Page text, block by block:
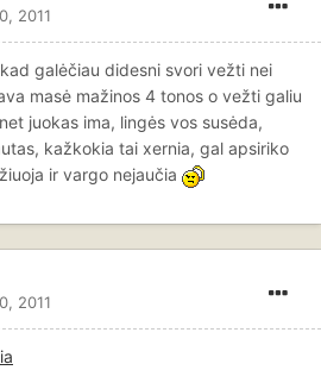
2011
galėčiau didesni svori vežti nei
masė mažinos 4 tonos o vežti galiu
juokas ima, lingės vos susėda,
kažkokia tai xernia, gal apsiriko
ir vargo nejaučia
2011